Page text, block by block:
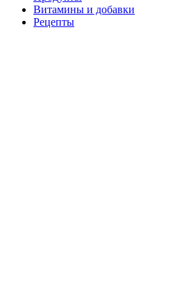
Витамины и добавки
Рецепты